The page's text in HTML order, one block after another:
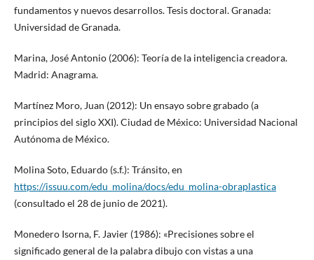
fundamentos y nuevos desarrollos. Tesis doctoral. Granada:
Universidad de Granada.
Marina, José Antonio (2006): Teoría de la inteligencia creadora.
Madrid: Anagrama.
Martínez Moro, Juan (2012): Un ensayo sobre grabado (a
principios del siglo XXI). Ciudad de México: Universidad Nacional
Autónoma de México.
Molina Soto, Eduardo (s.f.): Tránsito, en
https://issuu.com/edu_molina/docs/edu_molina-obraplastica
(consultado el 28 de junio de 2021).
Monedero Isorna, F. Javier (1986): «Precisiones sobre el
significado general de la palabra dibujo con vistas a una